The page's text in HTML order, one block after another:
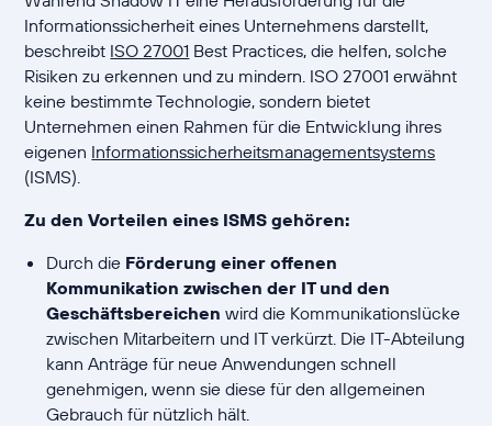
Informationssicherheit eines Unternehmens darstellt,
beschreibt ISO 27001 Best Practices, die helfen, solche
Risiken zu erkennen und zu mindern. ISO 27001 erwähnt
keine bestimmte Technologie, sondern bietet
Unternehmen einen Rahmen für die Entwicklung ihres
eigenen Informationssicherheitsmanagementsystems
(ISMS).
Zu den Vorteilen eines ISMS gehören:
Durch die Förderung einer offenen
Kommunikation zwischen der IT und den
Geschäftsbereichen wird die Kommunikationslücke
zwischen Mitarbeitern und IT verkürzt. Die IT-Abteilung
kann Anträge für neue Anwendungen schnell
genehmigen, wenn sie diese für den allgemeinen
Gebrauch für nützlich hält.